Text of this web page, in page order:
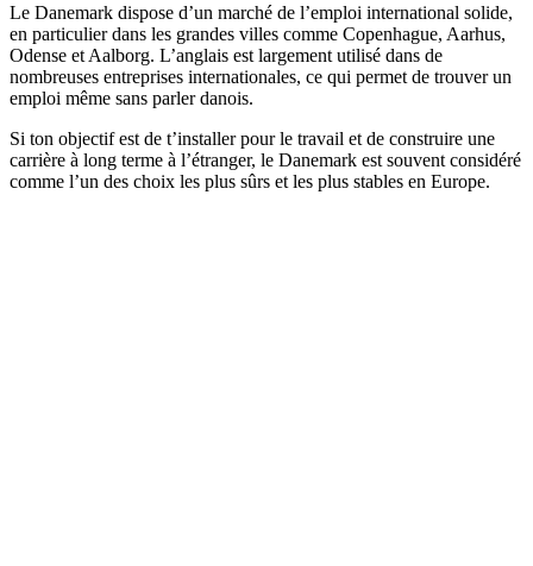
Le Danemark dispose d’un marché de l’emploi international solide,
en particulier dans les grandes villes comme Copenhague, Aarhus,
Odense et Aalborg. L’anglais est largement utilisé dans de
nombreuses entreprises internationales, ce qui permet de trouver un
emploi même sans parler danois.
Si ton objectif est de t’installer pour le travail et de construire une
carrière à long terme à l’étranger, le Danemark est souvent considéré
comme l’un des choix les plus sûrs et les plus stables en Europe.